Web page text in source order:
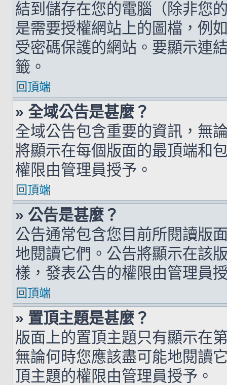
結到儲存在您的電腦（除非您
是需要授權網站上的圖檔，例
受密碼保護的網站。要顯示連
籤。
回頂端
» 全域公告是甚麼？
全域公告包含重要的資訊，無
將顯示在每個版面的最頂端和
權限由管理員授予。
回頂端
» 公告是甚麼？
公告通常包含您目前所閱讀版
地閱讀它們。公告將顯示在該
樣，發表公告的權限由管理員
回頂端
» 置頂主題是甚麼？
版面上的置頂主題只有顯示在
無論何時您應該盡可能地閱讀
頂主題的權限由管理員授予。